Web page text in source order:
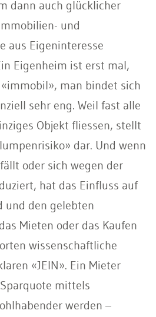
dann auch glücklicher
und
aus Eigeninteresse
Eigenheim ist erst mal,
man bindet sich
sehr eng. Weil fast alle
Objekt fliessen, stellt
dar. Und wenn
oder sich wegen der
hat das Einfluss auf
und den gelebten
Mieten oder das Kaufen
wissenschaftliche
«JEIN». Ein Mieter
mittels
werden –